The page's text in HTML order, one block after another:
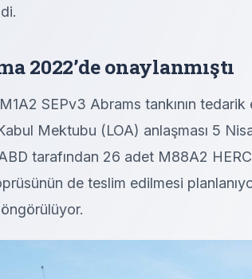
2022’de onaylanmıştı
SEPv3 Abrams tankının
Mektubu (LOA) anlaşması 5
ABD tarafından 26 adet M88A2
de teslim edilmesi
öngörülüyor.